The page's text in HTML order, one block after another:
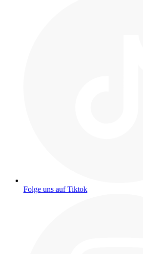
Folge uns auf Tiktok